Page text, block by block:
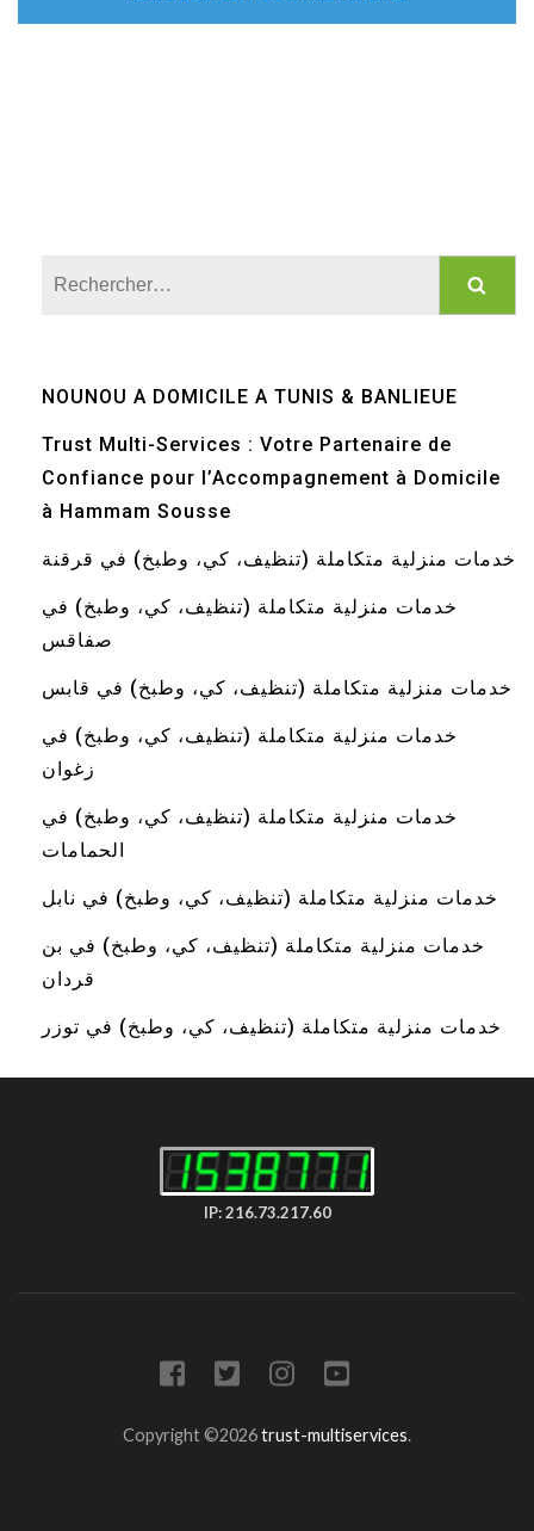
NOUNOU A DOMICILE A TUNIS & BANLIEUE
Trust Multi-Services : Votre Partenaire de
Confiance pour l’Accompagnement à Domicile
à Hammam Sousse
خدمات منزلية متكاملة (تنظيف، كي، وطبخ) في قرقنة
خدمات منزلية متكاملة (تنظيف، كي، وطبخ) في
صفاقس
خدمات منزلية متكاملة (تنظيف، كي، وطبخ) في قابس
خدمات منزلية متكاملة (تنظيف، كي، وطبخ) في
زغوان
خدمات منزلية متكاملة (تنظيف، كي، وطبخ) في
الحمامات
خدمات منزلية متكاملة (تنظيف، كي، وطبخ) في نابل
خدمات منزلية متكاملة (تنظيف، كي، وطبخ) في بن
قردان
خدمات منزلية متكاملة (تنظيف، كي، وطبخ) في توزر
IP: 216.73.217.60
Copyright ©2026trust-multiservices.